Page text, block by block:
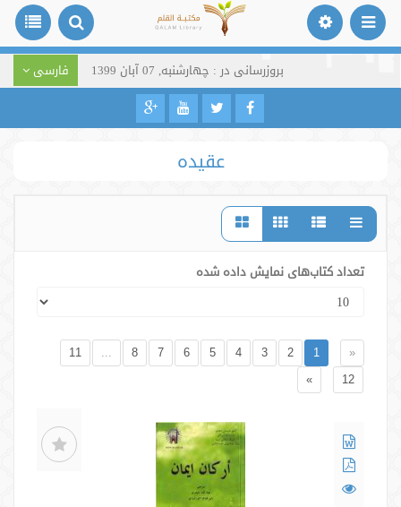
بروزرسانی در : چهارشنبه, 07 آبان 1399 فارسی
عقیده
تعداد کتاب‌های نمایش داده شده
«
1
2
3
4
5
6
7
8
...
11
12
»